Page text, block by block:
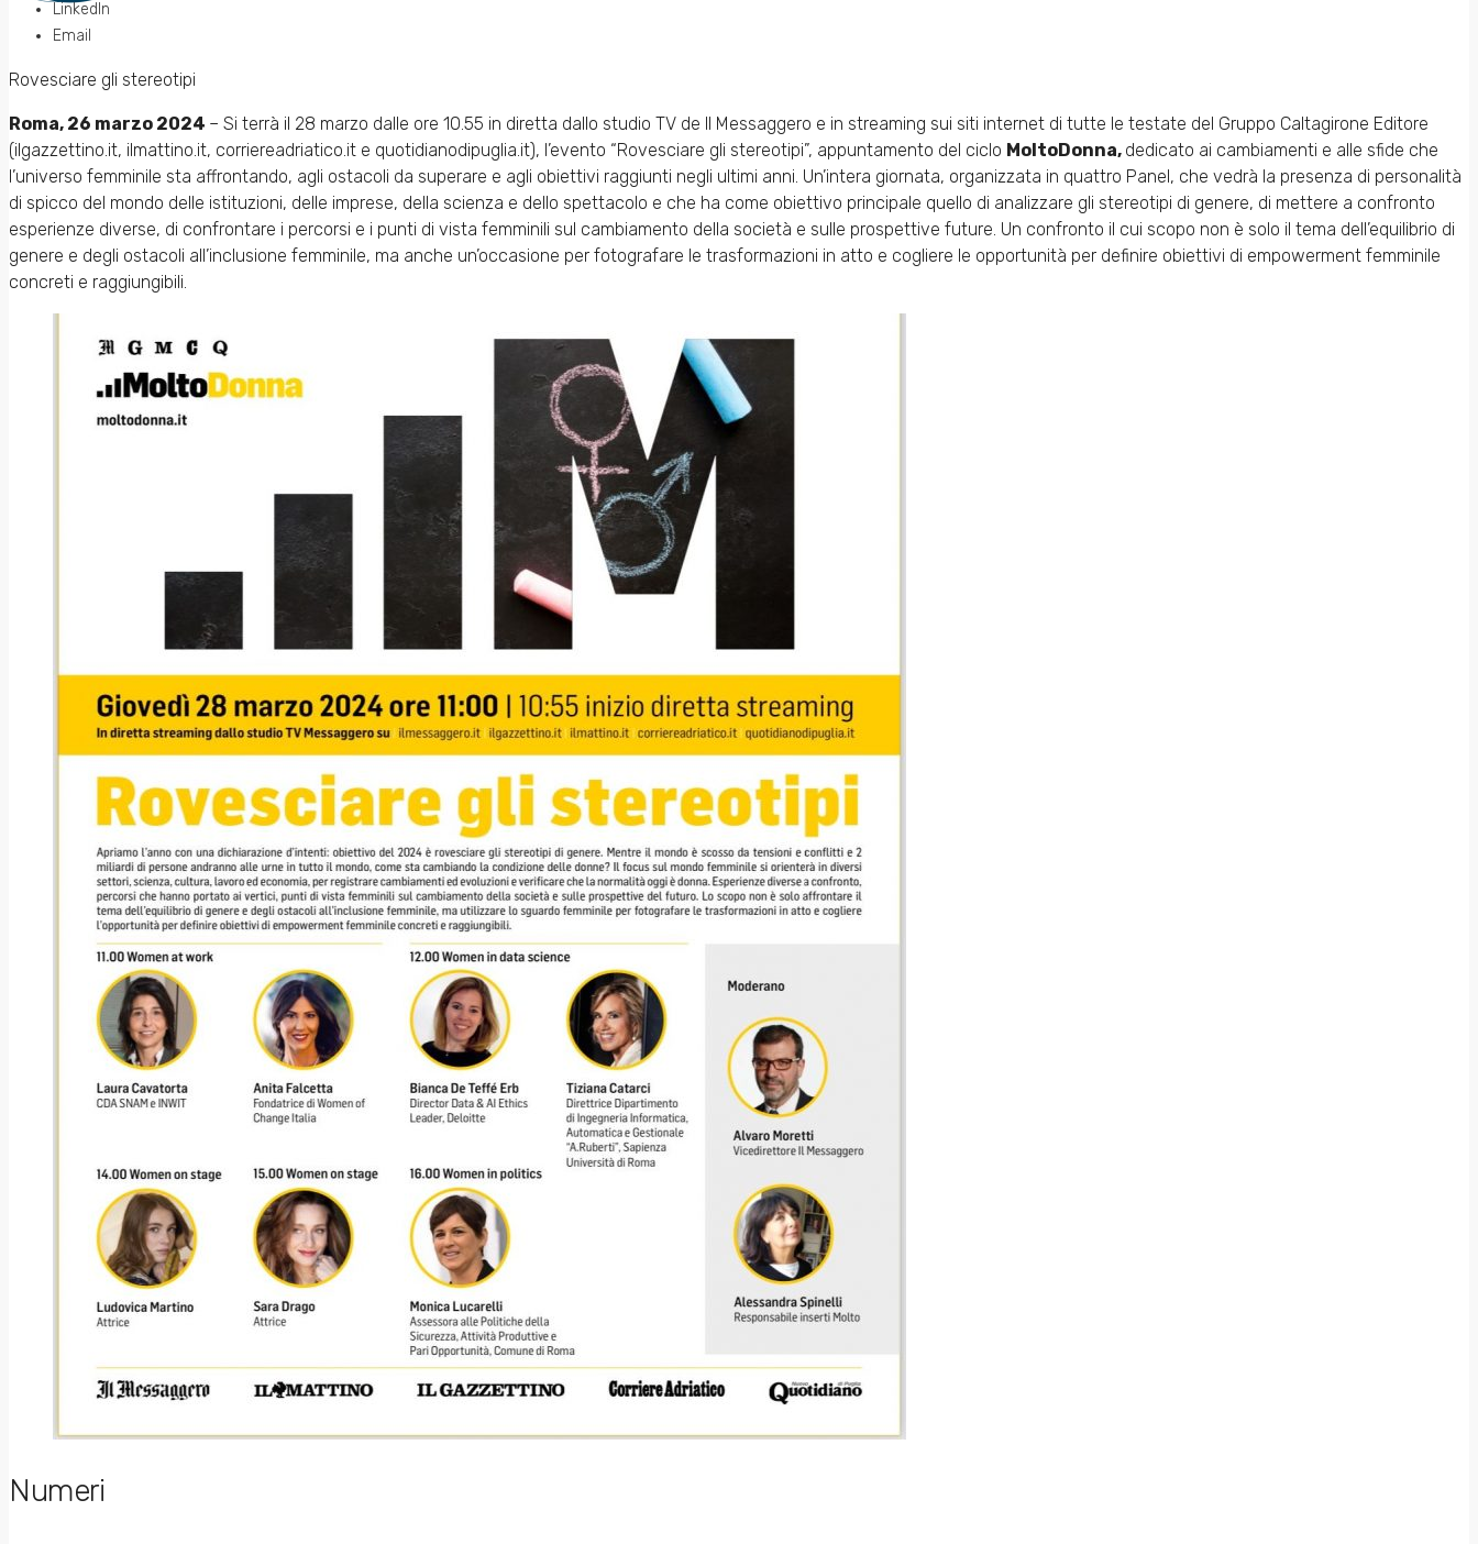
LinkedIn
Email
Rovesciare gli stereotipi
Roma, 26 marzo 2024 – Si terrà il 28 marzo dalle ore 10.55 in diretta dallo studio TV de Il Messaggero e in streaming sui siti internet di tutte le testate del Gruppo Caltagirone Editore
(ilgazzettino.it, ilmattino.it, corriereadriatico.it e quotidianodipuglia.it), l’evento “Rovesciare gli stereotipi”, appuntamento del ciclo MoltoDonna, dedicato ai cambiamenti e alle sfide che
l’universo femminile sta affrontando, agli ostacoli da superare e agli obiettivi raggiunti negli ultimi anni. Un’intera giornata, organizzata in quattro Panel, che vedrà la presenza di personalità
di spicco del mondo delle istituzioni, delle imprese, della scienza e dello spettacolo e che ha come obiettivo principale quello di analizzare gli stereotipi di genere, di mettere a confronto
esperienze diverse, di confrontare i percorsi e i punti di vista femminili sul cambiamento della società e sulle prospettive future. Un confronto il cui scopo non è solo il tema dell’equilibrio di
genere e degli ostacoli all’inclusione femminile, ma anche un’occasione per fotografare le trasformazioni in atto e cogliere le opportunità per definire obiettivi di empowerment femminile
concreti e raggiungibili.
Numeri